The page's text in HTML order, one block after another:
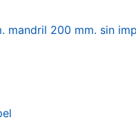
mandril 200 mm. sin